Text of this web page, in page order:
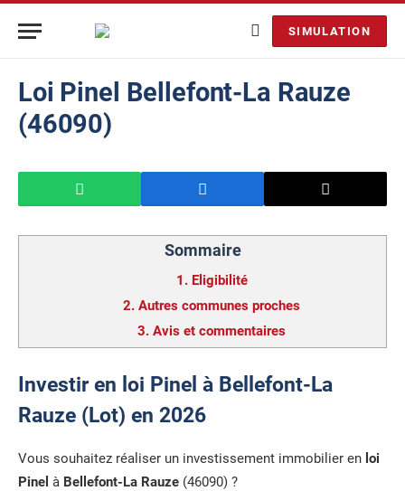
SIMULATION
Loi Pinel Bellefont-La Rauze
(46090)
Sommaire
1. Eligibilité
2. Autres communes proches
3. Avis et commentaires
Investir en loi Pinel à Bellefont-La
Rauze (Lot) en 2026
Vous souhaitez réaliser un investissement immobilier en loi
Pinel à Bellefont-La Rauze (46090) ?